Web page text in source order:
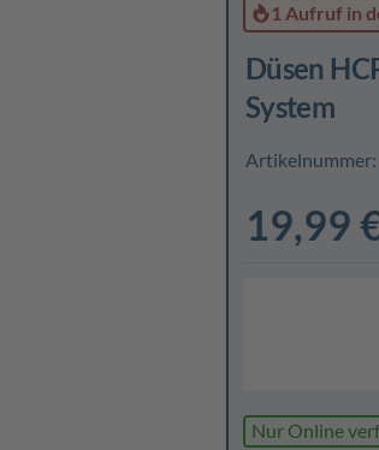
1 Aufruf in
Düsen
System
Artikelnummer:
19,99
Nur Online